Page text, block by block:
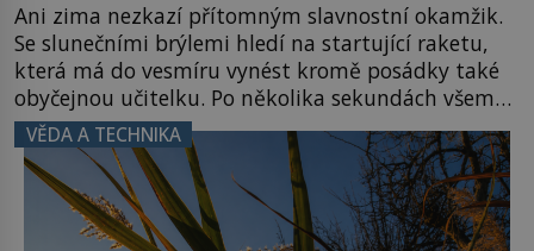
Ani zima nezkazí přítomným slavnostní okamžik.
Se slunečními brýlemi hledí na startující raketu,
která má do vesmíru vynést kromě posádky také
obyčejnou učitelku. Po několika sekundách všem
ztuhnou úsměvy, stroj totiž exploduje. Jejich
konstrukce není z levného kraje, daňové
poplatníky stojí miliardy dolarů. Na druhou stranu
zvládnou jen představitelné věci. Na malé kousky
Název: Columbia První […]
VĚDA A TECHNIKA